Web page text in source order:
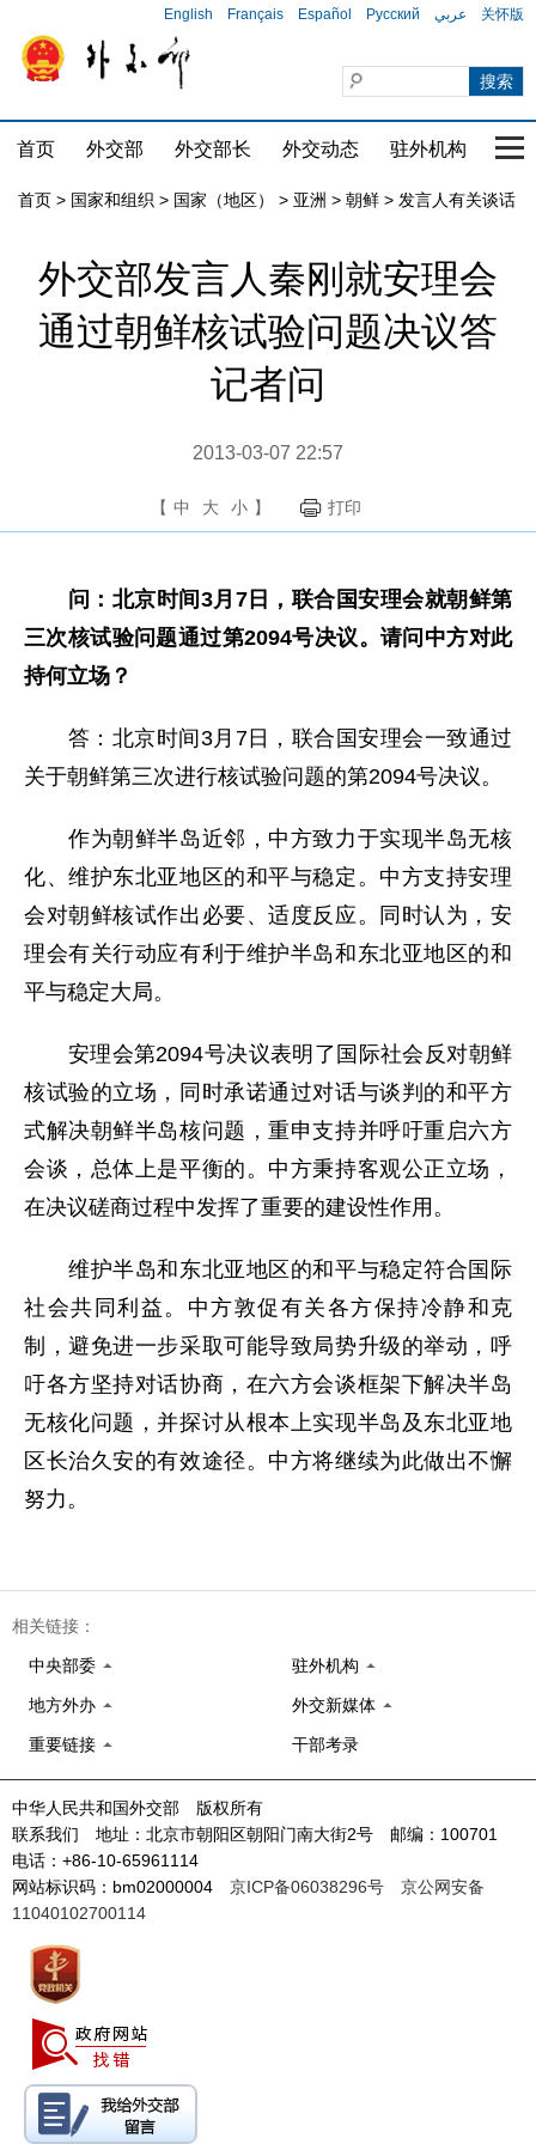
English Français Español Русский عربي 关怀版
首页 外交部 外交部长 外交动态 驻外机构 国
首页 > 国家和组织 > 国家（地区） > 亚洲 > 朝鲜 > 发言人有关谈话
外交部发言人秦刚就安理会
通过朝鲜核试验问题决议答
记者问
2013-03-07 22:57
【 中 大 小 】 打印
问：北京时间3月7日，联合国安理会就朝鲜第
三次核试验问题通过第2094号决议。请问中方对此
持何立场？
答：北京时间3月7日，联合国安理会一致通过
关于朝鲜第三次进行核试验问题的第2094号决议。
作为朝鲜半岛近邻，中方致力于实现半岛无核
化、维护东北亚地区的和平与稳定。中方支持安理
会对朝鲜核试作出必要、适度反应。同时认为，安
理会有关行动应有利于维护半岛和东北亚地区的和
平与稳定大局。
安理会第2094号决议表明了国际社会反对朝鲜
核试验的立场，同时承诺通过对话与谈判的和平方
式解决朝鲜半岛核问题，重申支持并呼吁重启六方
会谈，总体上是平衡的。中方秉持客观公正立场，
在决议磋商过程中发挥了重要的建设性作用。
维护半岛和东北亚地区的和平与稳定符合国际
社会共同利益。中方敦促有关各方保持冷静和克
制，避免进一步采取可能导致局势升级的举动，呼
吁各方坚持对话协商，在六方会谈框架下解决半岛
无核化问题，并探讨从根本上实现半岛及东北亚地
区长治久安的有效途径。中方将继续为此做出不懈
努力。
相关链接：
中央部委 驻外机构
地方外办 外交新媒体
重要链接 干部考录
中华人民共和国外交部 版权所有
联系我们 地址：北京市朝阳区朝阳门南大街2号 邮编：100701
电话：+86-10-65961114
网站标识码：bm02000004 京ICP备06038296号
京公网安备
11040102700114